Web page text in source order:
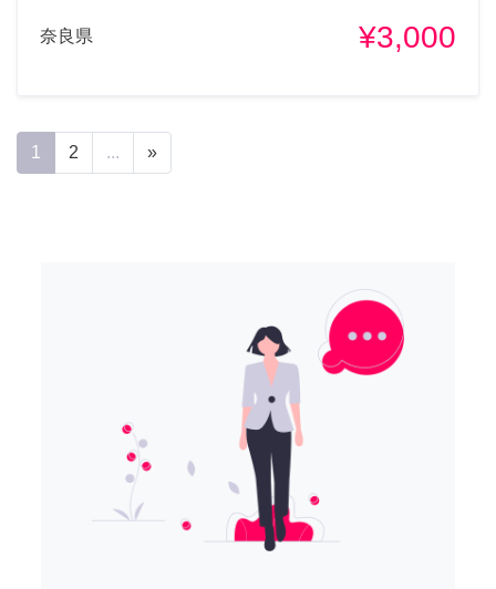
奈良県 ¥3,000
1 2 ... »